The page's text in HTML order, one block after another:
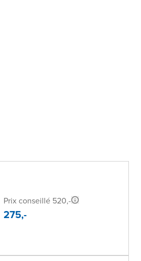
Prix conseillé 520,-
275,-